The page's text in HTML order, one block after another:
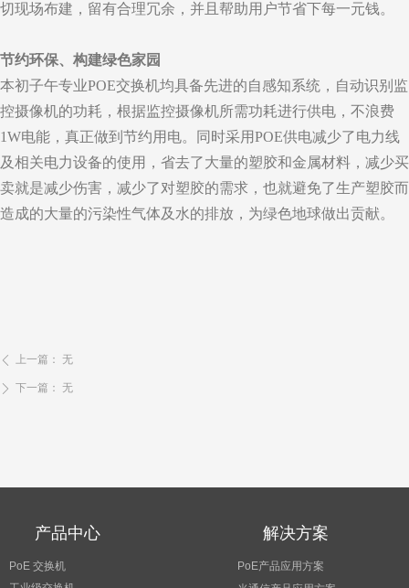
ꄴ 上一篇： 无
切现场布建，留有合理冗余，并且帮助用户节省下每一元钱。
节约环保、构建绿色家园
本初子午专业POE交换机均具备先进的自感知系统，自动识别监
控摄像机的功耗，根据监控摄像机所需功耗进行供电，不浪费
1W电能，真正做到节约用电。同时采用POE供电减少了电力线
及相关电力设备的使用，省去了大量的塑胶和金属材料，减少买
卖就是减少伤害，减少了对塑胶的需求，也就避免了生产塑胶而
造成的大量的污染性气体及水的排放，为绿色地球做出贡献。
ꄲ 下一篇： 无
产品中心
PoE 交换机
解决方案
PoE产品应用方案